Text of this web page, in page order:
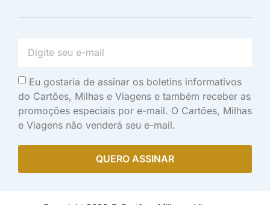
Eu gostaria de assinar os boletins informativos
do Cartões, Milhas e Viagens e também receber as
promoções especiais por e-mail. O Cartões, Milhas
e Viagens não venderá seu e-mail.
QUERO ASSINAR